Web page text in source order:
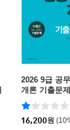
2026 9급 공
개론 기출문
16,200원